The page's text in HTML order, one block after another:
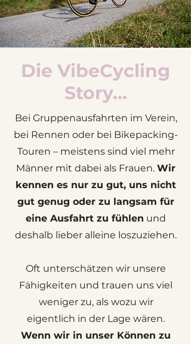
Die VibeCycling
Story...
Bei Gruppenausfahrten im Verein,
bei Rennen oder bei Bikepacking-
Touren – meistens sind viel mehr
Männer mit dabei als Frauen. Wir
kennen es nur zu gut, uns nicht
gut genug oder zu langsam für
eine Ausfahrt zu fühlen und
deshalb lieber alleine loszuziehen.
Oft unterschätzen wir unsere
Fähigkeiten und trauen uns viel
weniger zu, als wozu wir
eigentlich in der Lage wären.
Wenn wir in unser Können zu